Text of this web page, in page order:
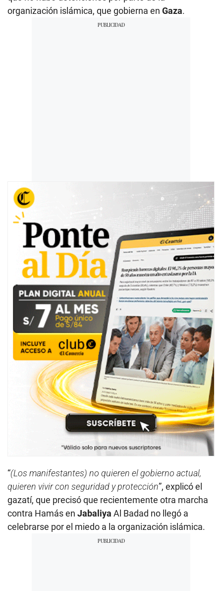
organización islámica, que gobierna en Gaza.
“(Los manifestantes) no quieren el gobierno actual,
quieren vivir con seguridad y protección”, explicó el
gazatí, que precisó que recientemente otra marcha
contra Hamás en Jabaliya Al Badad no llegó a
celebrarse por el miedo a la organización islámica.